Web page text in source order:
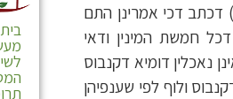
דכי אמרינן התם
חמשת המינין ודאי
נאכלין דומיא דקנבוס
ולוף לפי שענפיהן